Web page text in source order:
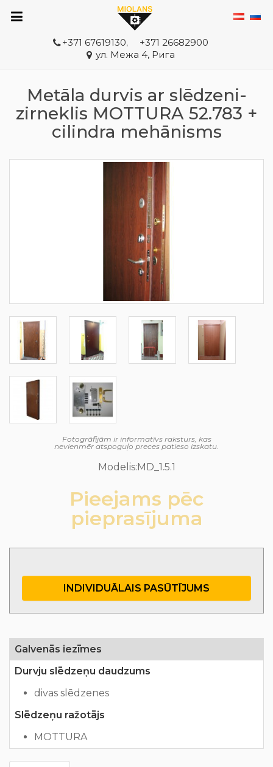
+371 67619130,
+371 26682900
ул. Межа 4, Рига
Metāla durvis ar slēdzeni-
zirneklis MOTTURA 52.783 +
cilindra mehānisms
Fotogrāfijām ir informatīvs raksturs, kas
nevienmēr atspoguļo preces patieso izskatu.
Modelis:MD_1.5.1
Pieejams pēc
pieprasījuma
INDIVIDUĀLAIS PASŪTĪJUMS
Galvenās iezīmes
Durvju slēdzeņu daudzums
divas slēdzenes
Slēdzeņu ražotājs
MOTTURA